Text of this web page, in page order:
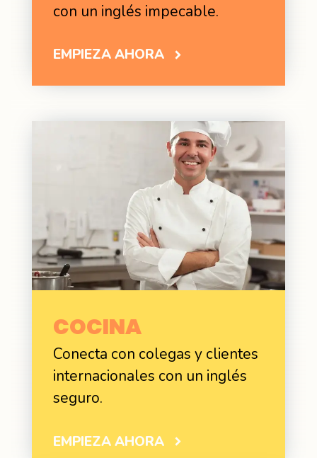
con un inglés impecable.
EMPIEZA AHORA
COCINA
Conecta con colegas y clientes
internacionales con un inglés
seguro.
EMPIEZA AHORA